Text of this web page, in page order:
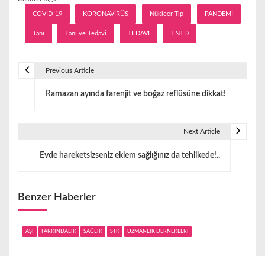
COVID-19 KORONAVİRÜS Nükleer Tıp PANDEMİ
Tanı Tanı ve Tedavi TEDAVİ TNTD
z
Previous Article
Ramazan ayında farenjit ve boğaz reflüsüne dikkat!
Next Article
Evde hareketsizseniz eklem sağlığınız da tehlikede!..
Benzer Haberler
AŞI FARKINDALIK SAĞLIK STK UZMANLIK DERNEKLERİ